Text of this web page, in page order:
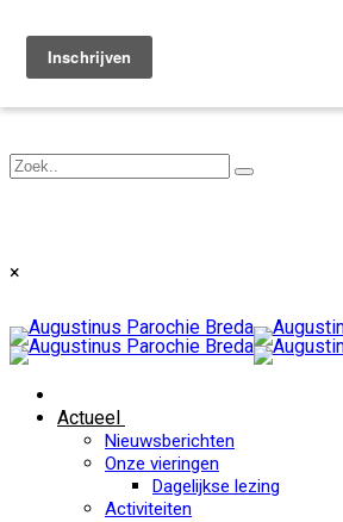
Toggle navigation
×
Actueel
Nieuwsberichten
Onze vieringen
Dagelijkse lezing
Activiteiten